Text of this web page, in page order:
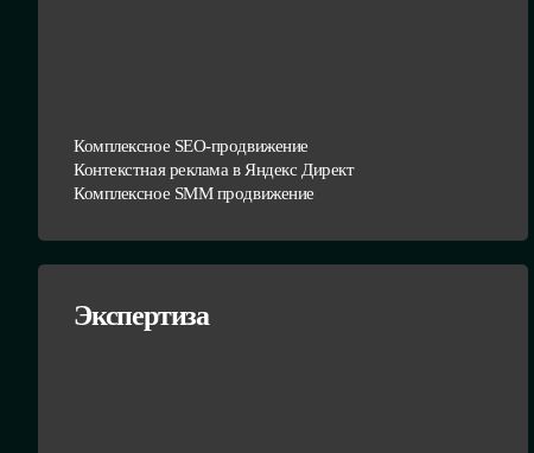
Комплексное SEO-продвижение
Контекстная реклама в Яндекс Директ
Комплексное SMM продвижение
Экспертиза